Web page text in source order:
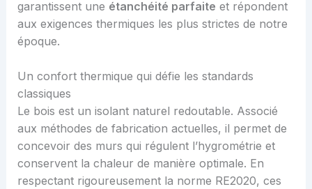
garantissent une étanchéité parfaite et répondent
aux exigences thermiques les plus strictes de notre
époque.
Un confort thermique qui défie les standards
classiques
Le bois est un isolant naturel redoutable. Associé
aux méthodes de fabrication actuelles, il permet de
concevoir des murs qui régulent l’hygrométrie et
conservent la chaleur de manière optimale. En
respectant rigoureusement la norme RE2020, ces